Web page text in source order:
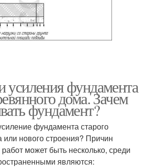
усиления фундамента
дома. Зачем
фундамент?
фундамента старого
нового строения? Причин
может быть несколько, среди
являются: